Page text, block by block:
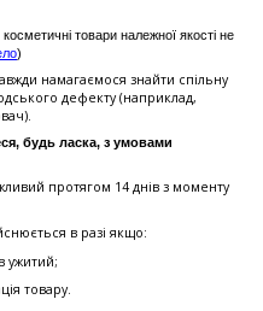
товари належної якості не
)
намагаємося знайти спільну
дефекту (наприклад,
будь ласка, з умовами
протягом 14 днів з моменту
в разі якщо:
ужитий;
товару.